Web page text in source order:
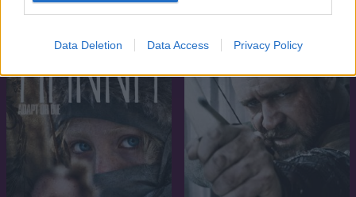
Data Deletion Data Access Privacy Policy